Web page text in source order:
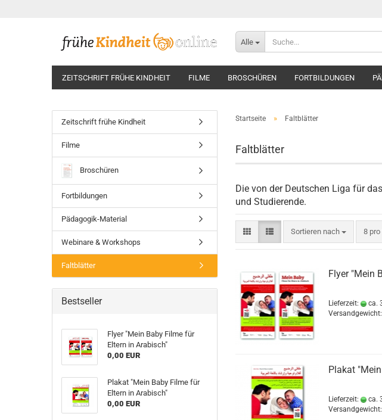
Alle
ZEITSCHRIFT FRÜHE KINDHEIT FILME BROSCHÜREN FORTBILDUNGEN
Startseite » Faltblätter
Faltblätter
Die von der Deutschen Liga für
und Studierende.
Sortieren nach
Sortieren nach 8 pro
pro
Flyer "Mein
Lieferzeit: ca.
Versandgewicht:
Plakat
Lieferzeit: ca.
Versandgewicht:
Zeitschrift frühe Kindheit
Filme
Broschüren
Fortbildungen
Pädagogik-Material
Webinare & Workshops
Faltblätter
Bestseller
Flyer "Mein Baby Filme für
Eltern in Arabisch"
0,00 EUR
Plakat "Mein Baby Filme für
Eltern in Arabisch"
0,00 EUR